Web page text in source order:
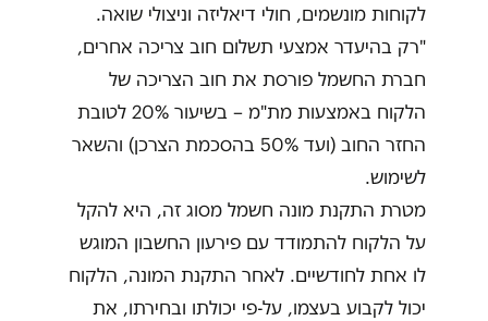
לקוחות מונשמים, חולי דיאליזה וניצולי שואה.
"רק בהיעדר אמצעי תשלום חוב צריכה אחרים,
חברת החשמל פורסת את חוב הצריכה של
הלקוח באמצעות מת"מ – בשיעור 20% לטובת
החזר החוב (ועד 50% בהסכמת הצרכן) והשאר
לשימוש.
מטרת התקנת מונה חשמל מסוג זה, היא להקל
על הלקוח להתמודד עם פירעון החשבון המוגש
לו אחת לחודשיים. לאחר התקנת המונה, הלקוח
יכול לקבוע בעצמו, על-פי יכולתו ובחירתו, את